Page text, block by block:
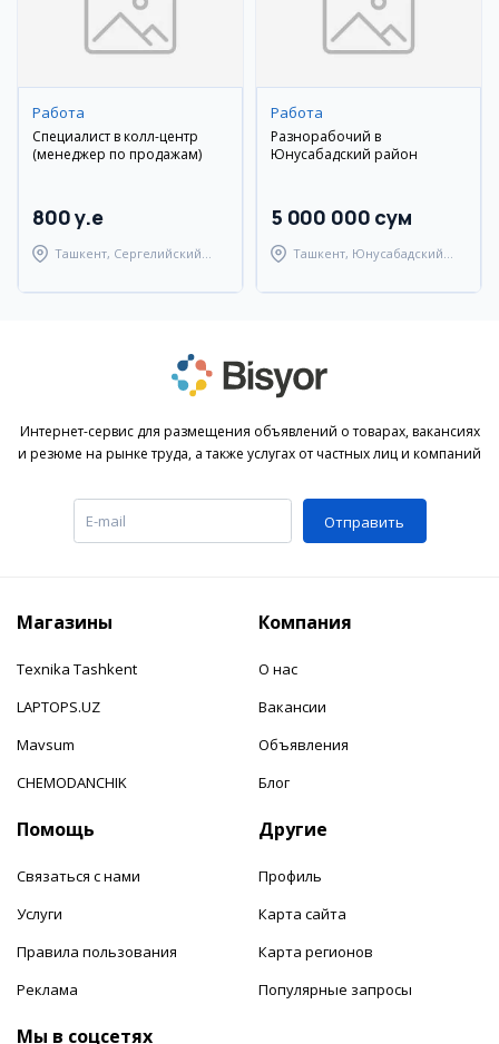
Работа
Специалист в колл-центр
(менеджер по продажам)
800 y.e
Ташкент, Сергелийский
Работа
Разнорабочий в
Юнусабадский район
5 000 000 сум
Ташкент, Юнусабадский
Интернет-сервис для размещения объявлений о товарах, вакансиях
и резюме на рынке труда, а также услугах от частных лиц и компаний
Отправить
Магазины
Texnika Tashkent
LAPTOPS.UZ
Mavsum
CHEMODANCHIK
Компания
О нас
Вакансии
Объявления
Блог
Помощь
Связаться с нами
Услуги
Правила пользования
Реклама
Другие
Профиль
Карта сайта
Карта регионов
Популярные запросы
Мы в соцсетях